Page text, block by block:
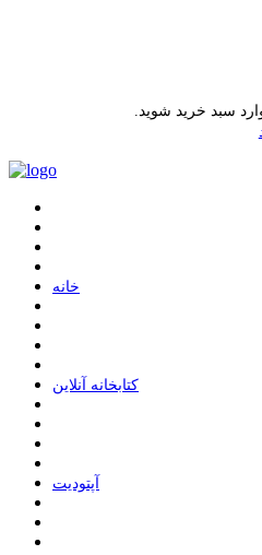
سبد خرید شوید.
ﺧﺎﻧﻪ
ﮐﺘﺎﺑﺨﺎﻧﻪ ﺁﻧﻼﯾﻦ
ﺁﭘﺘﻮﺩﯾﺖ